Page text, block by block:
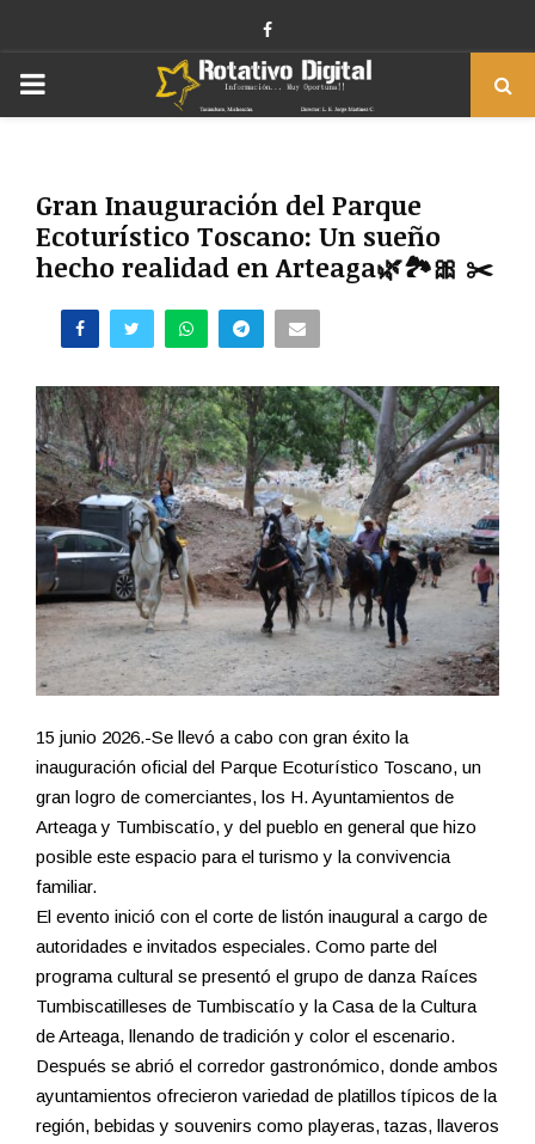
Facebook
PRIMARY
Gran Inauguración del Parque
Ecoturístico Toscano: Un sueño
hecho realidad en Arteaga🌿🏞️🎀 ✂️
15 junio 2026.-Se llevó a cabo con gran éxito la
inauguración oficial del Parque Ecoturístico Toscano, un
gran logro de comerciantes, los H. Ayuntamientos de
Arteaga y Tumbiscatío, y del pueblo en general que hizo
posible este espacio para el turismo y la convivencia
familiar.
El evento inició con el corte de listón inaugural a cargo de
autoridades e invitados especiales. Como parte del
programa cultural se presentó el grupo de danza Raíces
Tumbiscatilleses de Tumbiscatío y la Casa de la Cultura
de Arteaga, llenando de tradición y color el escenario.
Después se abrió el corredor gastronómico, donde ambos
ayuntamientos ofrecieron variedad de platillos típicos de la
región, bebidas y souvenirs como playeras, tazas, llaveros